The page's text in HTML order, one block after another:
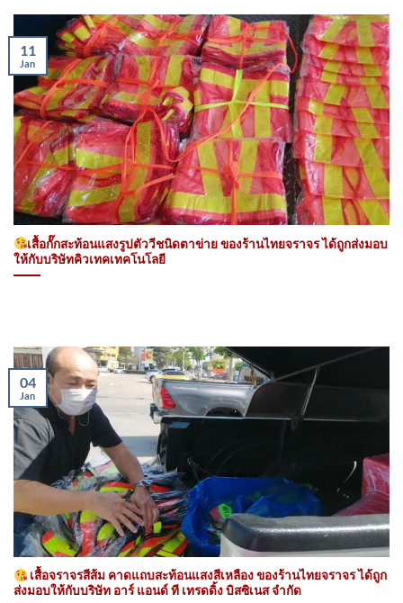
เสื้อกั๊กสะท้อนแสงรูปตัววีชนิดตาข่าย ของร้านไทยจราจร ได้ถูกส่งมอบ
ให้กับบริษัทคิวเทคเทคโนโลยี
11
Jan
เสื้อจราจรสีส้ม คาดแถบสะท้อนแสงสีเหลือง ของร้านไทยจราจร ได้ถูก
ส่งมอบให้กับบริษัท อาร์ แอนด์ ที เทรดดิ้ง บิสซิเนส จำกัด
04
Jan